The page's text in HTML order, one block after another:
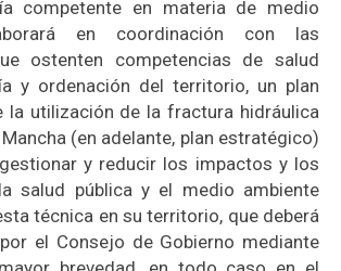
competente en materia de medio
en coordinación con las
ostenten competencias de salud
y ordenación del territorio, un plan
la utilización de la fractura hidráulica
(en adelante, plan estratégico)
y reducir los impactos y los
salud pública y el medio ambiente
técnica en su territorio, que deberá
el Consejo de Gobierno mediante